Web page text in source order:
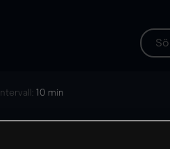
Intervall: 10 min